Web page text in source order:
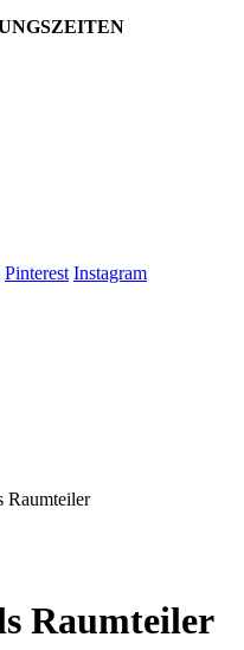
Pinterest Instagram
Raumteiler
Raumteiler